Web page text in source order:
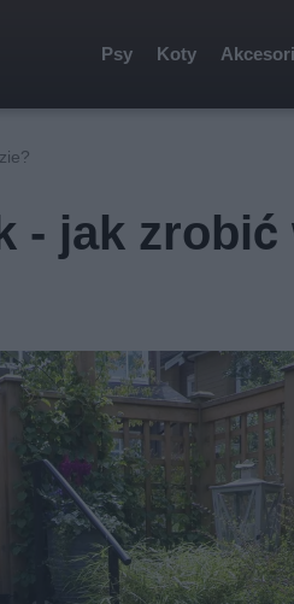
Psy Koty
- jak zrobić